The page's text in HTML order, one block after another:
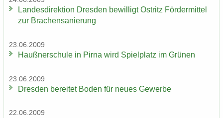
Lan­des­di­rek­ti­on Dres­den be­wil­ligt Ost­ritz För­der­mit­tel
zur Bra­chen­sa­nie­rung
23.06.2009
Hauß­ner­schu­le in Pirna wird Spiel­platz im Grü­nen
23.06.2009
Dres­den be­rei­tet Boden für neues Ge­wer­be
22.06.2009